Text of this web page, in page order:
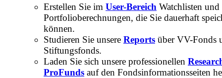
Erstellen Sie im User-Bereich Watchlisten und
Portfolioberechnungen, die Sie dauerhaft
können.
Studieren Sie unsere Reports über VV-Fonds
Stiftungsfonds.
Laden Sie sich unsere professionellen
ProFunds auf den Fondsinformationsseiten